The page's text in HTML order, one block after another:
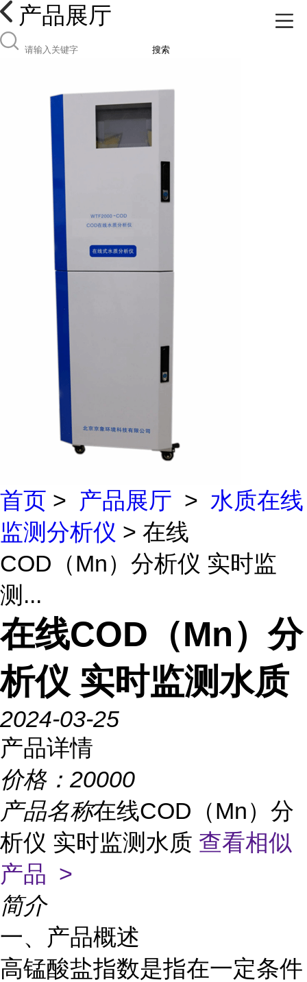
产品展厅
搜索
首页 > 产品展厅 > 水质在线
监测分析仪 > 在线
COD（Mn）分析仪 实时监
测...
在线COD（Mn）分
析仪 实时监测水质
2024-03-25
产品详情
价格： 20000
产品名称在线COD（Mn）分
析仪 实时监测水质 查看相似
产品 >
简介
一、产品概述
高锰酸盐指数是指在一定条件